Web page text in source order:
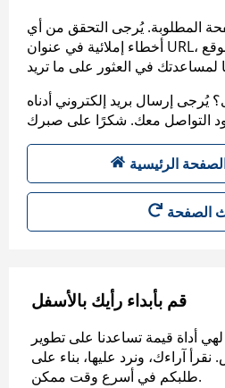
المطلوبة. يُرجى التحقق من أي
أخطاء إملائية في عنوان URL، أو عرض خريطة الموقع
إرسال بريد إلكتروني أدناه
الرئيسية
قم بأبداء رأيك بالأسفل
أداة قيمة تساعدنا على تطوير
آراءك، ونرد عليها، بناء على
طلبكم في أسرع وقت ممكن.